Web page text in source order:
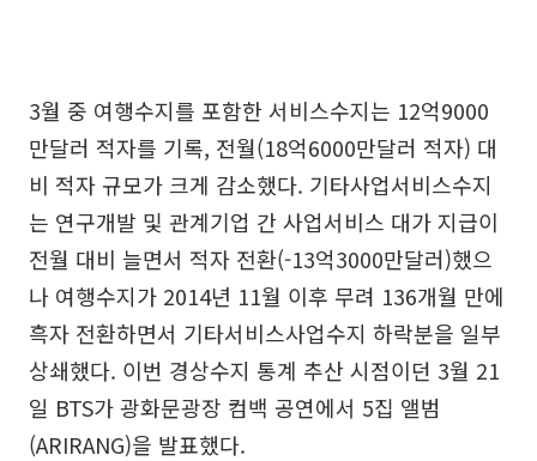
3월 중 여행수지를 포함한 서비스수지는 12억9000
만달러 적자를 기록, 전월(18억6000만달러 적자) 대
비 적자 규모가 크게 감소했다. 기타사업서비스수지
는 연구개발 및 관계기업 간 사업서비스 대가 지급이
전월 대비 늘면서 적자 전환(-13억3000만달러)했으
나 여행수지가 2014년 11월 이후 무려 136개월 만에
흑자 전환하면서 기타서비스사업수지 하락분을 일부
상쇄했다. 이번 경상수지 통계 추산 시점이던 3월 21
일 BTS가 광화문광장 컴백 공연에서 5집 앨범
(ARIRANG)을 발표했다.